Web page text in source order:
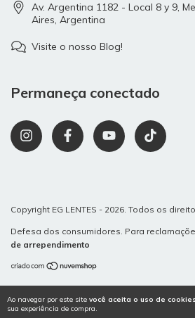
Ao navegar por este site você aceita o uso de cookies
sua experiência de compra.
Av. Argentina 1182 - Local 8 y 9,
Aires, Argentina
Visite o nosso Blog!
Permaneça conectado
Copyright EG LENTES - 2026. Todos os
Defesa dos consumidores. Para
de arrependimento